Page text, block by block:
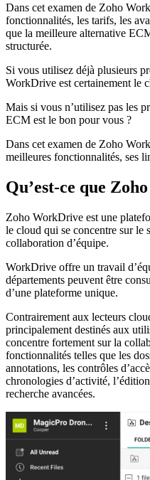
Dans cet examen de Zoho
fonctionnalités, les tarifs, les
que la meilleure alternative
structurée.
Si vous utilisez déjà plusieurs
WorkDrive est certainement le
Mais si vous n’utilisez pas les
ECM est le bon pour vous ?
Dans cet examen de Zoho
meilleures fonctionnalités, ses
Qu’est-ce que
Zoho WorkDrive est une
le cloud qui se concentre sur le
collaboration d’équipe.
WorkDrive offre un travail
départements peuvent être
d’une plateforme unique.
Contrairement aux lecteurs
principalement destinés aux
concentre fortement sur la
fonctionnalités telles que les
annotations, les contrôles
chronologies d’activité,
recherche avancées.